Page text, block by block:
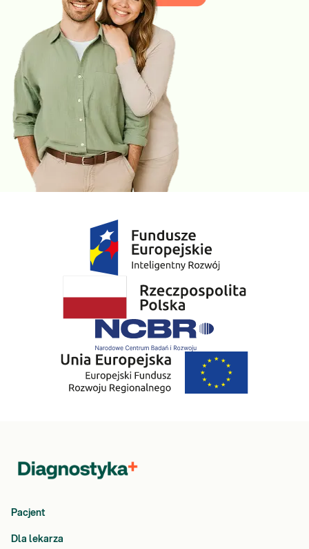
Pacjent
Dla lekarza